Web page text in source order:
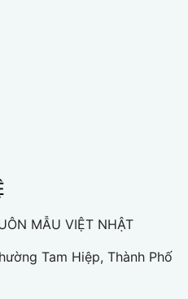
MẪU VIỆT NHẬT
Tam Hiệp, Thành Phố